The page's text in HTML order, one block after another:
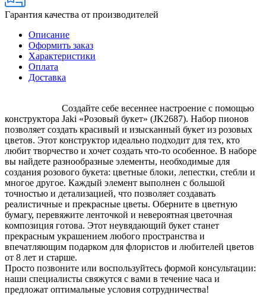
Гарантия качества от производителей
Описание
Оформить заказ
Характеристики
Оплата
Доставка
Создайте себе весеннее настроение с помощью
конструктора Jaki «Розовый букет» (JK2687). Набор пионов
позволяет создать красивый и изысканный букет из розовых
цветов. Этот конструктор идеально подходит для тех, кто
любит творчество и хочет создать что-то особенное. В наборе
вы найдете разнообразные элементы, необходимые для
создания розового букета: цветные блоки, лепестки, стебли и
многое другое. Каждый элемент выполнен с большой
точностью и детализацией, что позволяет создавать
реалистичные и прекрасные цветы. Оберните в цветную
бумагу, перевяжите ленточкой и невероятная цветочная
композиция готова. Этот неувядающий букет станет
прекрасным украшением любого пространства и
впечатляющим подарком для флористов и любителей цветов
от 8 лет и старше.
Просто позвоните или воспользуйтесь формой консультации:
наши специалисты свяжутся с вами в течение часа и
предложат оптимальные условия сотрудничества!